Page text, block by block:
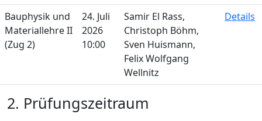
Bauphysik und
Materiallehre II
(Zug 2)
24. Juli
2026
10:00
Samir El Rass,
Christoph Böhm,
Sven Huismann,
Felix Wolfgang
Wellnitz
Details
2. Prüfungszeitraum